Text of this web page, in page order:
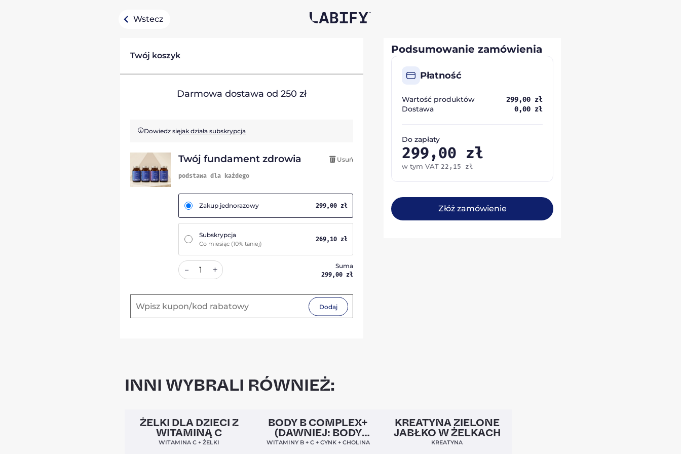
Wstecz
Twój koszyk
Darmowa dostawa od 250 zł
Dowiedz sięjak działa subskrypcja
Twój fundament zdrowia
podstawa dla każdego
Usuń
Zakup jednorazowy 299,00 zł
Subskrypcja
Co miesiąc (10% taniej)
269,10 zł
– + Suma
299,00 zł
Dodaj
Podsumowanie zamówienia
Płatność
Wartość produktów 299,00 zł
Dostawa 0,00 zł
Do zapłaty
299,00 zł
w tym VAT 22,15 zł
Złóż zamówienie
INNI WYBRALI RÓWNIEŻ:
Clean Label 5,0
ŻELKI DLA DZIECI Z
WITAMINĄ C
WITAMINA C + ŻELKI
Clean Label Nowa Formuła
BODY B COMPLEX+
(DAWNIEJ: BODY
BALANCE)
WITAMINY B + C + CYNK + CHOLINA
Nowość 4,5
KREATYNA ZIELONE
JABŁKO W ŻELKACH
KREATYNA